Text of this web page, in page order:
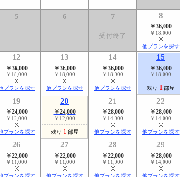
5 6 7
受付終了
8
￥36,000
￥18,000
他プランを探す
12
￥36,000
￥18,000
プランを探す
13
￥36,000
￥18,000
他プランを探す
14
￥36,000
￥18,000
他プランを探す
15
￥36,000
￥18,000
残り 1 部屋
19
￥24,000
￥12,000
プランを探す
20
￥24,000
￥12,000
残り 1 部屋
21
￥28,000
￥14,000
他プランを探す
22
￥28,000
￥14,000
他プランを探す
26
￥22,000
￥11,000
プランを探す
27
￥22,000
￥11,000
他プランを探す
28
￥22,000
￥11,000
他プランを探す
29
￥28,000
￥14,000
他プランを探す